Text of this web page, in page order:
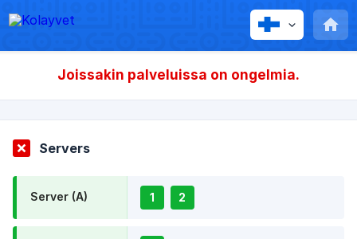
Joissakin palveluissa on ongelmia.
Servers
Server (A) 1 2